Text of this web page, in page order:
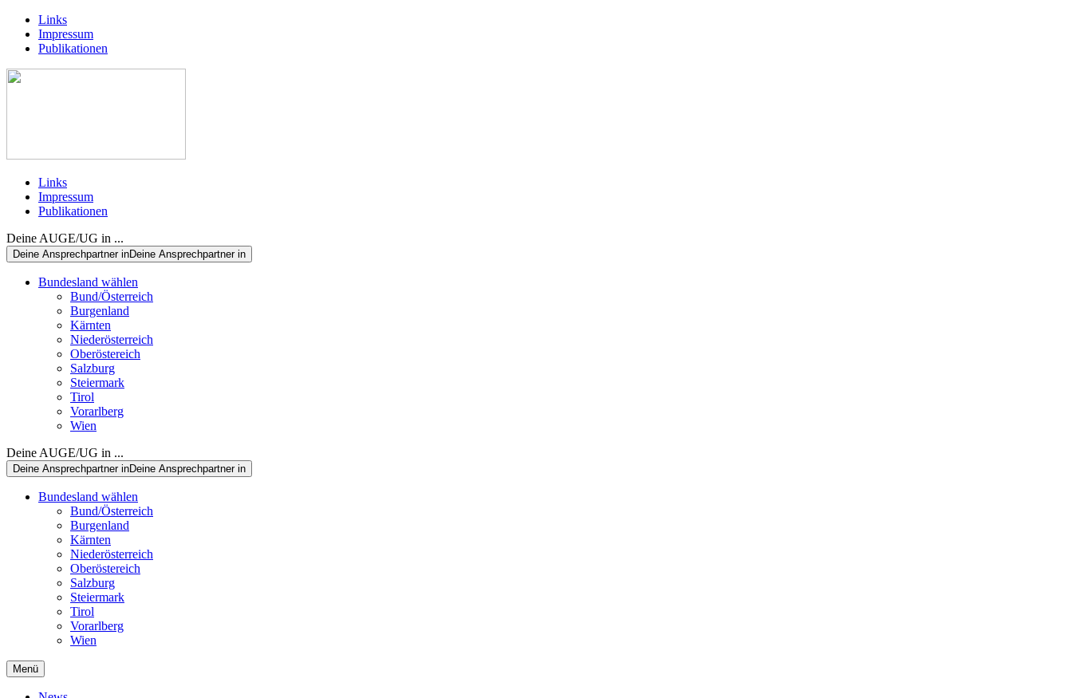
Links
Impressum
Publikationen
Links
Impressum
Publikationen
Deine AUGE/UG in ...
Deine Ansprechpartner inDeine Ansprechpartner in
Bundesland wählen
Bund/Österreich
Burgenland
Kärnten
Niederösterreich
Oberöstereich
Salzburg
Steiermark
Tirol
Vorarlberg
Wien
Deine AUGE/UG in ...
Deine Ansprechpartner inDeine Ansprechpartner in
Bundesland wählen
Bund/Österreich
Burgenland
Kärnten
Niederösterreich
Oberöstereich
Salzburg
Steiermark
Tirol
Vorarlberg
Wien
Menü